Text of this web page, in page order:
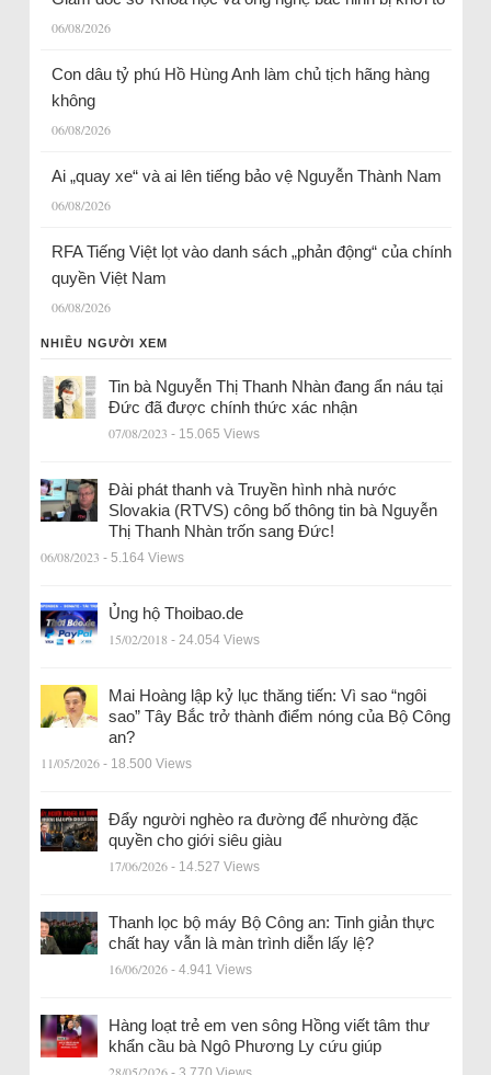
06/08/2026
Con dâu tỷ phú Hồ Hùng Anh làm chủ tịch hãng hàng
không
06/08/2026
Ai „quay xe“ và ai lên tiếng bảo vệ Nguyễn Thành Nam
06/08/2026
RFA Tiếng Việt lọt vào danh sách „phản động“ của chính
quyền Việt Nam
06/08/2026
NHIỀU NGƯỜI XEM
Tin bà Nguyễn Thị Thanh Nhàn đang ẩn náu tại
Đức đã được chính thức xác nhận
07/08/2023 - 15.065 Views
Đài phát thanh và Truyền hình nhà nước
Slovakia (RTVS) công bố thông tin bà Nguyễn
Thị Thanh Nhàn trốn sang Đức!
06/08/2023 - 5.164 Views
Ủng hộ Thoibao.de
15/02/2018 - 24.054 Views
Mai Hoàng lập kỷ lục thăng tiến: Vì sao “ngôi
sao” Tây Bắc trở thành điểm nóng của Bộ Công
an?
11/05/2026 - 18.500 Views
Đẩy người nghèo ra đường để nhường đặc
quyền cho giới siêu giàu
17/06/2026 - 14.527 Views
Thanh lọc bộ máy Bộ Công an: Tinh giản thực
chất hay vẫn là màn trình diễn lấy lệ?
16/06/2026 - 4.941 Views
Hàng loạt trẻ em ven sông Hồng viết tâm thư
khẩn cầu bà Ngô Phương Ly cứu giúp
28/05/2026